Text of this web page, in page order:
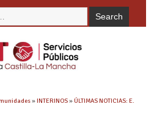
»INTERINOS»ÚLTIMAS NOTICIAS: E.